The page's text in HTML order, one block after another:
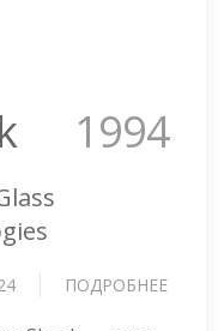
1994
ПОДРОБНЕЕ